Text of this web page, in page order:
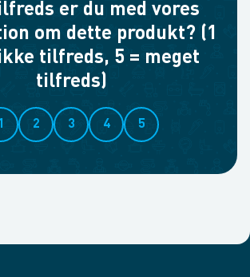
er du med vores
om dette produkt? (1
tilfreds, 5 = meget
tilfreds)
2 3 4 5